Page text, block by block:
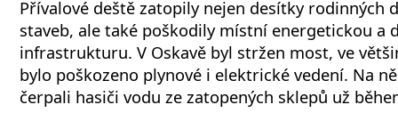
Přívalové deště zatopily nejen desítky rodinných
staveb, ale také poškodily místní energetickou a
infrastrukturu. V Oskavě byl stržen most, ve
bylo poškozeno plynové i elektrické vedení. Na
čerpali hasiči vodu ze zatopených sklepů už